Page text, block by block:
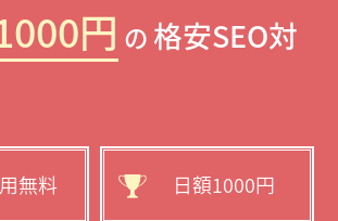
円 の 格安SEO対
無料 日額1000円